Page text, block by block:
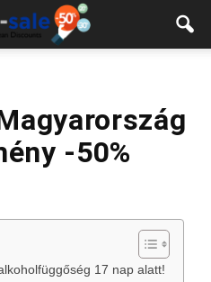
-50%
17 nap alatt!